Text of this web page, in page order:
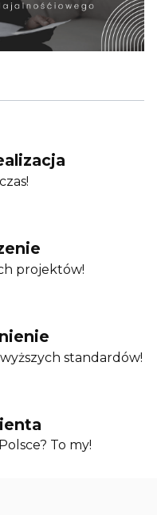
projektów!
standardów!
To my!